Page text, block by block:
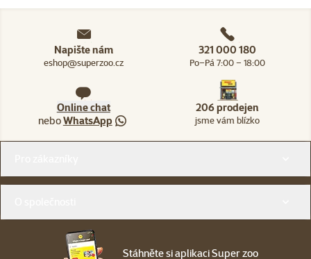
Napište nám
eshop@superzoo.cz
321 000 180
Po–Pá 7:00 – 18:00
Online chat
neboWhatsApp
206 prodejen
jsme vám blízko
Stáhněte si aplikaci Super zoo